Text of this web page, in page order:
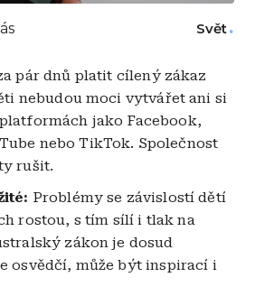
Svět
pár dnů platit cílený zákaz
nebudou moci vytvářet ani si
jako Facebook,
nebo TikTok. Společnost
rušit.
Problémy se závislostí dětí
rostou, s tím sílí i tlak na
zákon je dosud
osvědčí, může být inspirací i